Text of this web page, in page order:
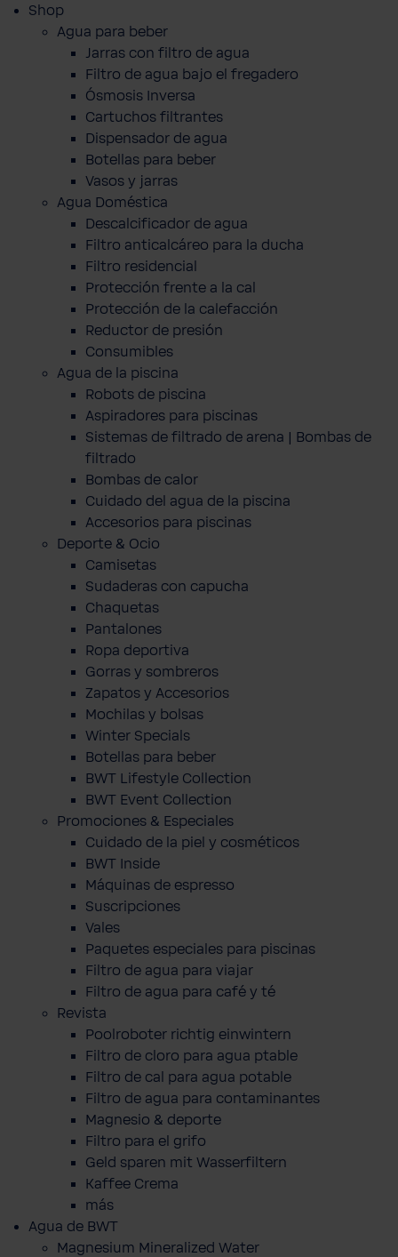
Shop
Agua para beber
Jarras con filtro de agua
Filtro de agua bajo el fregadero
Ósmosis Inversa
Cartuchos filtrantes
Dispensador de agua
Botellas para beber
Vasos y jarras
Agua Doméstica
Descalcificador de agua
Filtro anticalcáreo para la ducha
Filtro residencial
Protección frente a la cal
Protección de la calefacción
Reductor de presión
Consumibles
Agua de la piscina
Robots de piscina
Aspiradores para piscinas
Sistemas de filtrado de arena | Bombas de
filtrado
Bombas de calor
Cuidado del agua de la piscina
Accesorios para piscinas
Deporte & Ocio
Camisetas
Sudaderas con capucha
Chaquetas
Pantalones
Ropa deportiva
Gorras y sombreros
Zapatos y Accesorios
Mochilas y bolsas
Winter Specials
Botellas para beber
BWT Lifestyle Collection
BWT Event Collection
Promociones & Especiales
Cuidado de la piel y cosméticos
BWT Inside
Máquinas de espresso
Suscripciones
Vales
Paquetes especiales para piscinas
Filtro de agua para viajar
Filtro de agua para café y té
Revista
Poolroboter richtig einwintern
Filtro de cloro para agua ptable
Filtro de cal para agua potable
Filtro de agua para contaminantes
Magnesio & deporte
Filtro para el grifo
Geld sparen mit Wasserfiltern
Kaffee Crema
más
Agua de BWT
Magnesium Mineralized Water